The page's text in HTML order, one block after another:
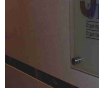
Фасадные,
табличек с